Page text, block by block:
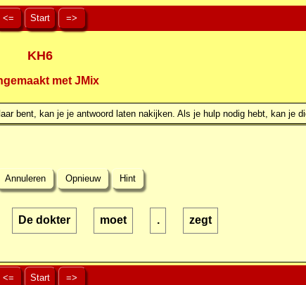
<= Start =>
KH6
met JMix
bent, kan je je antwoord laten nakijken. Als je hulp nodig hebt, kan je
Annuleren Opnieuw Hint
De dokter moet . zegt
<= Start =>